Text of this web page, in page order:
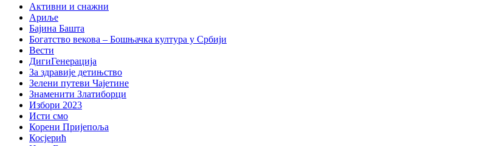
Активни и снажни
Ариље
Бајина Башта
Богатство векова – Бошњачка култура у Србији
Вести
ДигиГенерација
За здравије детињство
Зелени путеви Чајетине
Знаменити Златиборци
Избори 2023
Исти смо
Корени Пријепоља
Косјерић